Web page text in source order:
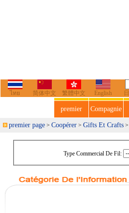
ไทย 简体中文 繁體中文 English
premier Compagnie
premier page > Coopérer > Gifts Et Crafts
Type Commercial De Fil: